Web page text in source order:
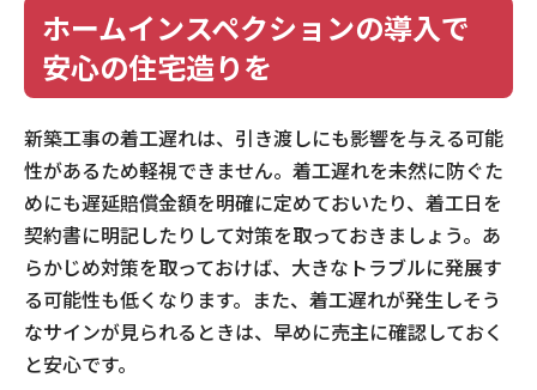
ホームインスペクションの導入で
安心の住宅造りを
新築工事の着工遅れは、引き渡しにも影響を与える可能
性があるため軽視できません。着工遅れを未然に防ぐた
めにも遅延賠償金額を明確に定めておいたり、着工日を
契約書に明記したりして対策を取っておきましょう。あ
らかじめ対策を取っておけば、大きなトラブルに発展す
る可能性も低くなります。また、着工遅れが発生しそう
なサインが見られるときは、早めに売主に確認しておく
と安心です。